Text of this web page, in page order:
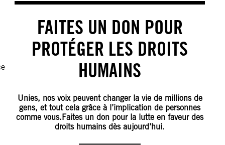
FAITES UN DON POUR
PROTÉGER LES DROITS
HUMAINS
Unies, nos voix peuvent changer la vie de millions de
gens, et tout cela grâce à l’implication de personnes
comme vous.Faites un don pour la lutte en faveur des
droits humains dès aujourd’hui.